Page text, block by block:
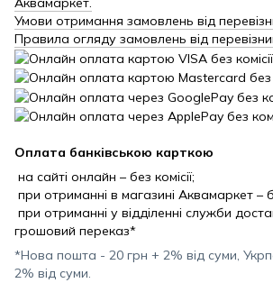
Умови отримання замовлень від
Правила огляду замовлень від
Оплата банківською карткою
на сайті онлайн – без комісії;
при отриманні в магазині Аквамаркет –
при отриманні у відділенні служби
грошовий переказ*
*Нова пошта - 20 грн + 2% від суми,
2% від суми.